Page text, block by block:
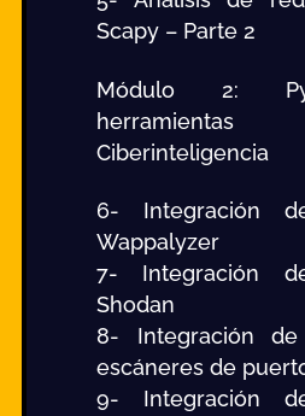
Scapy – Parte 2
Módulo 2:
Ciberinteligencia
6- Integración
Wappalyzer
7- Integración
Shodan
8- Integración
escáneres de
9- Integración